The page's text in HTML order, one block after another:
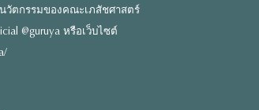
วัตกรรมของคณะเภสัชศาสตร์
@guruya หรือเว็บไซต์